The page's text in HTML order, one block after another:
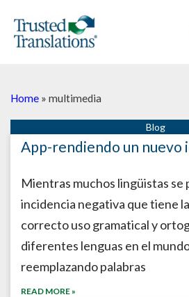
Home » multimedia
App-rendiendo un nuevo
Mientras muchos lingüistas se
incidencia negativa que tiene
correcto uso gramatical y
diferentes lenguas en el
reemplazando palabras
READ MORE »